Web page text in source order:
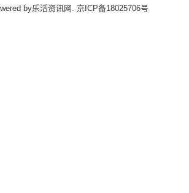
by乐活资讯网.京ICP备18025706号